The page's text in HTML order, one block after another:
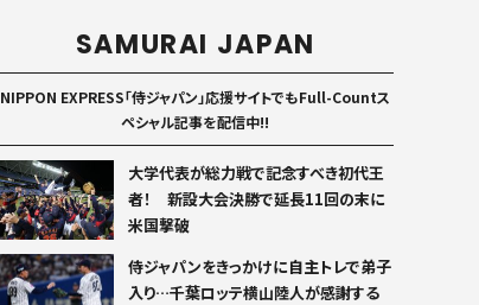
SAMURAI JAPAN
NIPPON EXPRESS「侍ジャパン」応援サイトでもFull-Countス
ペシャル記事を配信中!!
大学代表が総力戦で記念すべき初代王
者！ 新設大会決勝で延長11回の末に
米国撃破
侍ジャパンをきっかけに自主トレで弟子
入り…千葉ロッテ横山陸人が感謝する